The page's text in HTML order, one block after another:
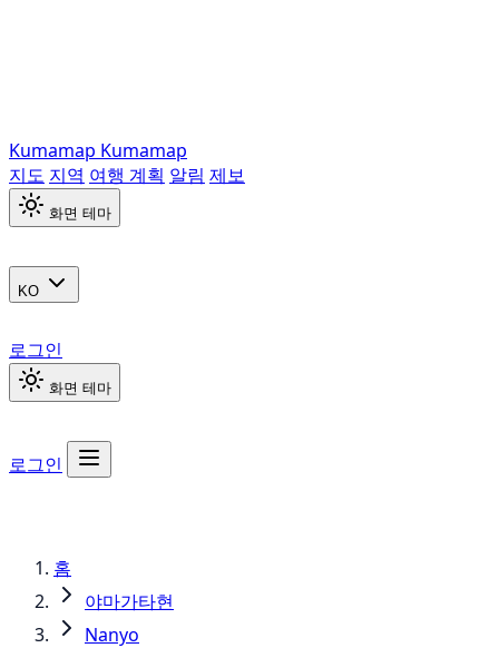
Kumamap Kumamap
지도 지역 여행 계획 알림 제보
화면 테마
KO
로그인
화면 테마
로그인
홈
야마가타현
Nanyo